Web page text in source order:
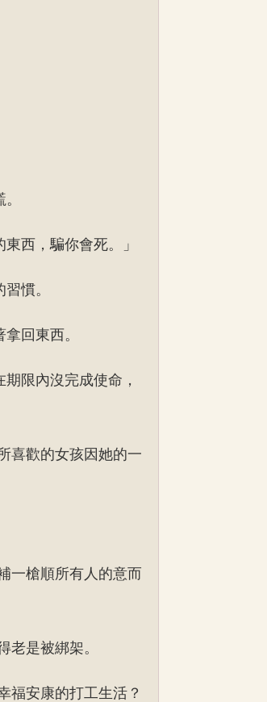
西，騙你會死。」
慣。
回東西。
限內沒完成使命，
喜歡的女孩因她的一
一槍順所有人的意而
老是被綁架。
福安康的打工生活？